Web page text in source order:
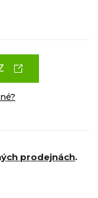
prodejnách.